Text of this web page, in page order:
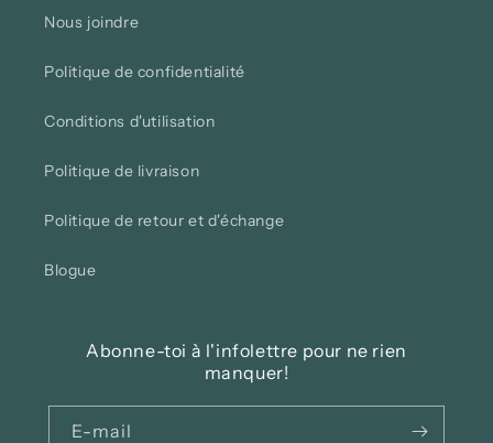
Nous joindre
Politique de confidentialité
Conditions d'utilisation
Politique de livraison
Politique de retour et d'échange
Blogue
Abonne-toi à l'infolettre pour ne rien
manquer!
E-mail